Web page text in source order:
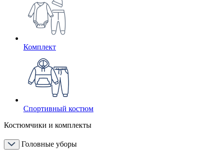
Комплект
Спортивный костюм
Костюмчики и комплекты
Головные уборы